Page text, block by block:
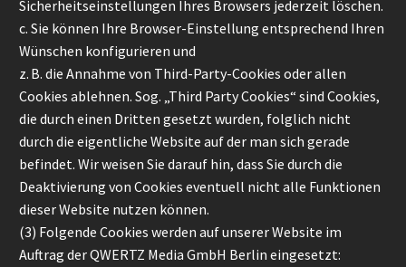
Sicherheitseinstellungen Ihres Browsers jederzeit löschen.
c. Sie können Ihre Browser-Einstellung entsprechend Ihren
Wünschen konfigurieren und
z. B. die Annahme von Third-Party-Cookies oder allen
Cookies ablehnen. Sog. „Third Party Cookies“ sind Cookies,
die durch einen Dritten gesetzt wurden, folglich nicht
durch die eigentliche Website auf der man sich gerade
befindet. Wir weisen Sie darauf hin, dass Sie durch die
Deaktivierung von Cookies eventuell nicht alle Funktionen
dieser Website nutzen können.
(3) Folgende Cookies werden auf unserer Website im
Auftrag der QWERTZ Media GmbH Berlin eingesetzt: